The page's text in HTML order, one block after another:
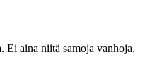
Ei aina niitä samoja vanhoja,